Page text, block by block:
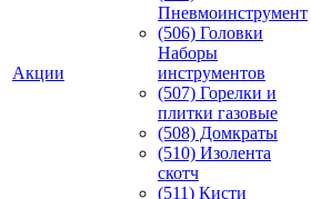
Акции
Пневмоинструмент
(506) Головки
Наборы
инструментов
(507) Горелки и
плитки газовые
(508) Домкраты
(510) Изолента
скотч
(511) Кисти